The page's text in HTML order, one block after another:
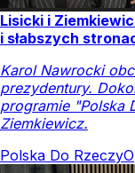
Lisicki i
i słabszych
Karol Nawrocki
prezydentury.
programie "Polska
Ziemkiewicz.
Polska Do Rzeczy